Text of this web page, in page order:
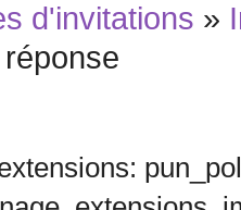
d'invitations »